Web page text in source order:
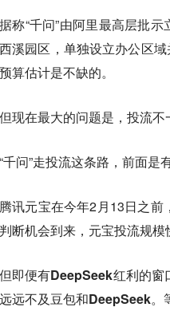
据称“千问”由阿里最高层批
西溪园区，单独设立办公区
预算估计是不缺的。
但现在最大的问题是， 投流不
“千问”走投流这条路，前面是
腾讯元宝在今年2月13日之前
判断机会到来，元宝投流规模
但即便有DeepSeek红利的窗
远远不及豆包和DeepSeek。